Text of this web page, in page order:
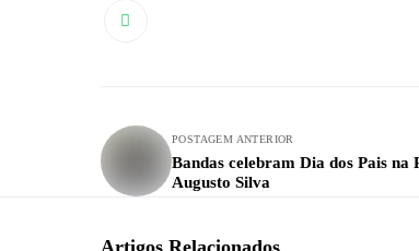
POSTAGEM ANTERIOR
Bandas celebram Dia dos Pais na
Augusto Silva
Artigos Relacionados